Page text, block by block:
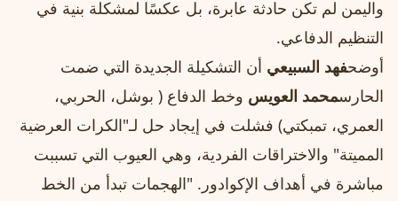
واليمن لم تكن حادثة عابرة، بل عكسًا لمشكلة بنية في
التنظيم الدفاعي.
أوضحفهد السبيعي أن التشكيلة الجديدة التي ضمت
الحارسمحمد العويس وخط الدفاع ( بوشل، الحربي،
العمري، تمبكتي) فشلت في إيجاد حل لـ"الكرات العرضية
المميتة" والاختراقات الفردية، وهي العيوب التي تسببت
مباشرة في أهداف الإكوادور. "الهجمات تبدأ من الخط